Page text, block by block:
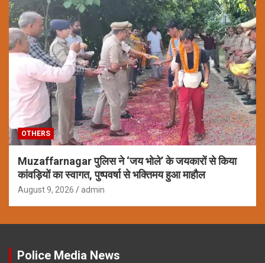
OTHERS
Muzaffarnagar पुलिस ने ‘जय भोले’ के जयकारों से किया
कांवड़ियों का स्वागत, पुष्पवर्षा से भक्तिमय हुआ माहौल
August 9, 2026 admin
Police Media News